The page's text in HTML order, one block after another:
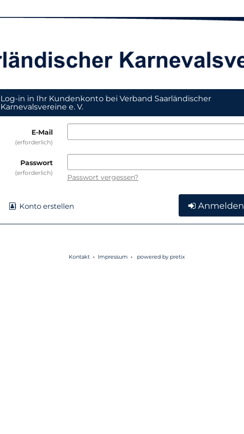
Log-in in Ihr Kundenkonto bei Verband Saarländischer
Karnevalsvereine e. V.
E-Mail
erforderlich
Passwort
erforderlich
Passwort vergessen?
Konto erstellen Anmelden
Kontakt Impressum powered by pretix